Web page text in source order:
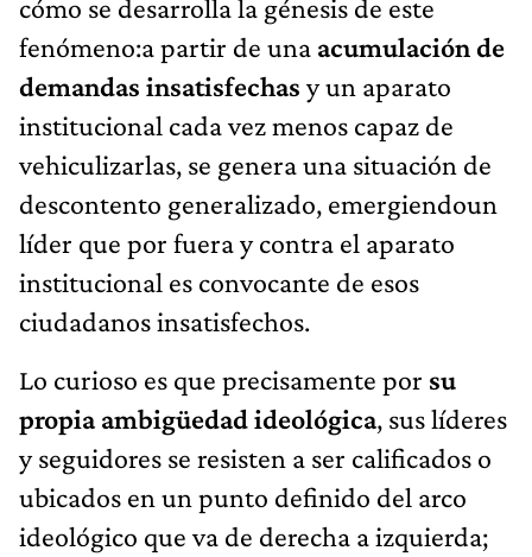
cómo se desarrolla la génesis de este
fenómeno:a partir de una acumulación de
demandas insatisfechas y un aparato
institucional cada vez menos capaz de
vehiculizarlas, se genera una situación de
descontento generalizado, emergiendoun
líder que por fuera y contra el aparato
institucional es convocante de esos
ciudadanos insatisfechos.
Lo curioso es que precisamente por su
propia ambigüedad ideológica, sus líderes
y seguidores se resisten a ser calificados o
ubicados en un punto definido del arco
ideológico que va de derecha a izquierda;